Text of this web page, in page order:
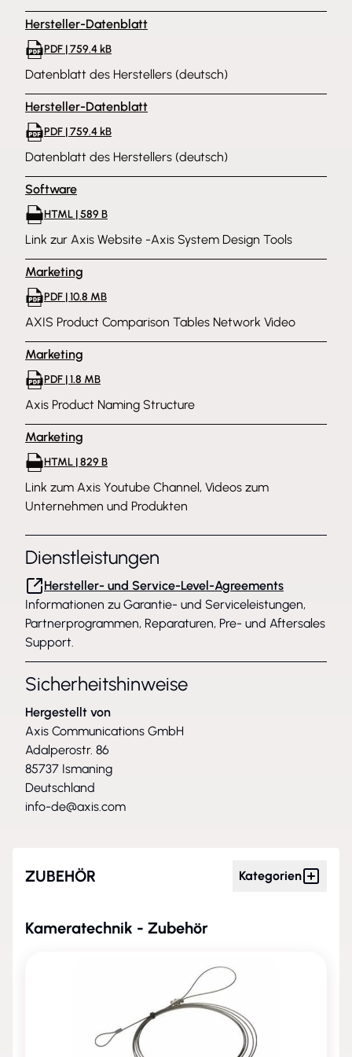
Vielzahl von Axis Dome- und Panorama-Kameras.
Hersteller-Datenblatt
PDF | 759.4 kB
Datenblatt des Herstellers (deutsch)
Hersteller-Datenblatt
PDF | 759.4 kB
Datenblatt des Herstellers (deutsch)
Software
HTML | 589 B
Link zur Axis Website -Axis System Design Tools
Marketing
PDF | 10.8 MB
AXIS Product Comparison Tables Network Video
Marketing
PDF | 1.8 MB
Axis Product Naming Structure
Marketing
HTML | 829 B
Link zum Axis Youtube Channel, Videos zum
Unternehmen und Produkten
Dienstleistungen
Hersteller- und Service-Level-Agreements
Informationen zu Garantie- und Serviceleistungen,
Partnerprogrammen, Reparaturen, Pre- und Aftersales
Support.
Sicherheitshinweise
Hergestellt von
Axis Communications GmbH
Adalperostr. 86
85737 Ismaning
Deutschland
info-de@axis.com
ZUBEHÖR Kategorien
Kameratechnik - Zubehör